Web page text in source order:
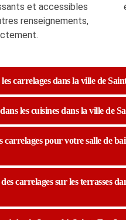
et accessibles
renseignements,
carrelages dans la ville de
les cuisines dans la ville de
carrelages pour votre salle de
carrelages sur les terrasses